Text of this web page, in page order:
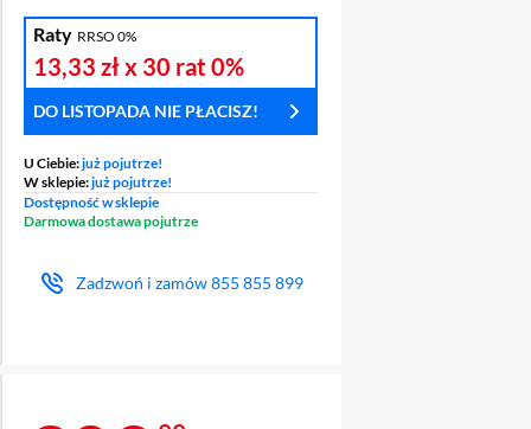
Raty RRSO 0%
13,33 złx 30 rat0%
DO LISTOPADA NIE PŁACISZ!
U Ciebie:już pojutrze!
W sklepie:już pojutrze!
Dostępność w sklepie
Darmowa dostawa pojutrze
Zadzwoń i zamów855 855 899